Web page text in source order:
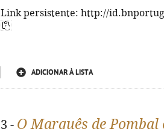
Link persistente: http://
ADICIONAR À LISTA
3 - O Marquês de Pombal